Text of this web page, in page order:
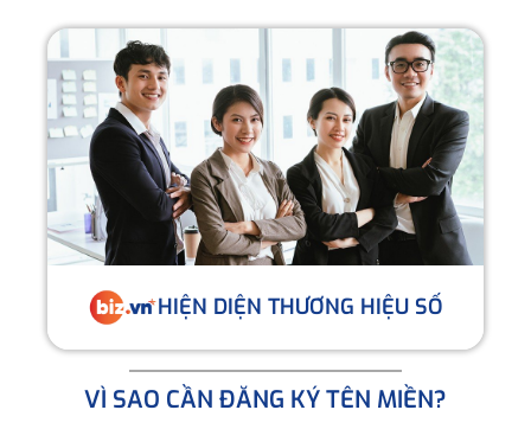
HIỆN DIỆN THƯƠNG HIỆU SỐ
VÌ SAO CẦN ĐĂNG KÝ TÊN MIỀN?